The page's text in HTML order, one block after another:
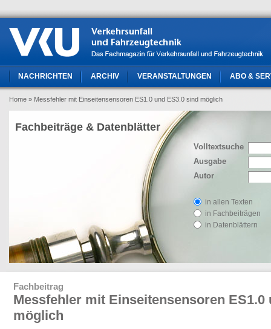
NACHRICHTEN ARCHIV VERANSTALTUNGEN ABO &
Home » Messfehler mit Einseitensensoren ES1.0 und ES3.0 sind möglich
Volltextsuche
Ausgabe
Autor
in allen Texten
in Fachbeiträgen
in Datenblättern
Fachbeiträge & Datenblätter
Fachbeitrag
Messfehler mit Einseitensensoren ES1.0
möglich